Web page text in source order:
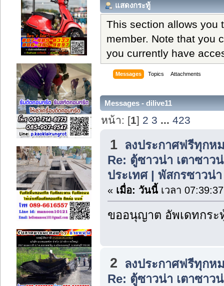
แสดงกระทู้
This section allows you
member. Note that you
you currently have
Messages Topics Attachments
Messages - dilive11
หน้า: [1] 2 3 ...423
1
ลงประกาศฟรีทุกห
Re: ตู้ซาวน่า เตาซา
ประเทศ | พัสกรซาวน่า
« เมื่อ: วันนี้เวลา
ขออนุญาต อัพเดทกระ
2
ลงประกาศฟรีทุกห
Re: ตู้ซาวน่า เตาซา